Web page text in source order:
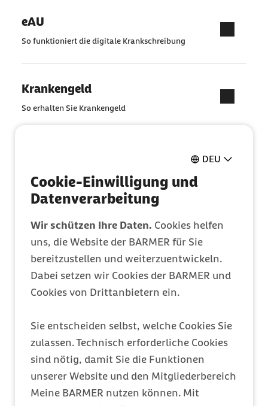
DEU
Cookie-Einwilligung und
Datenverarbeitung
Wir schützen Ihre Daten. Cookies helfen
uns, die Website der BARMER für Sie
bereitzustellen und weiterzuentwickeln.
Dabei setzen wir Cookies der BARMER und
Cookies von Drittanbietern ein.
Sie entscheiden selbst, welche Cookies Sie
zulassen. Technisch erforderliche Cookies
sind nötig, damit Sie die Funktionen
unserer Website und den Mitgliederbereich
Meine BARMER nutzen können. Mit
eAU
So funktioniert die digitale Krankschreibung
Krankengeld
So erhalten Sie Krankengeld
Ganz einfach online ausfüllen
Mitglied werden
Entdecken Sie Ihre Vorteile
Barmer Bonus
Meine Barmer
Ein Zugang für alles